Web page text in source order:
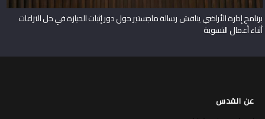
برنامج إدارة الأراضي يناقش رسالة ماجستير حول دور إثبات الحيازة في حل النزاعات
أثناء أعمال التسوية
عن القدس